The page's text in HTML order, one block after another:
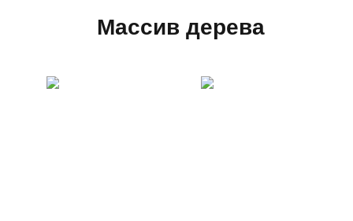
Массив дерева